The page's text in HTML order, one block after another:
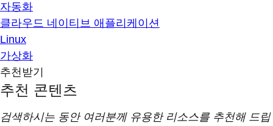
자동화
클라우드 네이티브 애플리케이션
Linux
가상화
추천받기
추천 콘텐츠
검색하시는 동안 여러분께 유용한 리소스를 추천해 드립